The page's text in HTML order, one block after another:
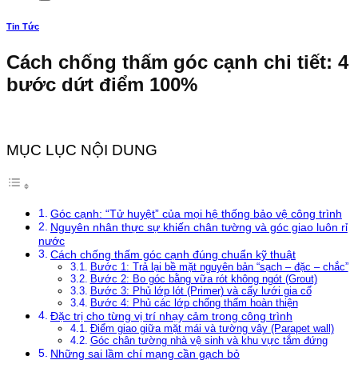
Tin Tức
Cách chống thấm góc cạnh chi tiết: 4
bước dứt điểm 100%
MỤC LỤC NỘI DUNG
Góc cạnh: “Tử huyệt” của mọi hệ thống bảo vệ công trình
Nguyên nhân thực sự khiến chân tường và góc giao luôn rỉ
nước
Cách chống thấm góc cạnh đúng chuẩn kỹ thuật
Bước 1: Trả lại bề mặt nguyên bản “sạch – đặc – chắc”
Bước 2: Bo góc bằng vữa rót không ngót (Grout)
Bước 3: Phủ lớp lót (Primer) và cấy lưới gia cố
Bước 4: Phủ các lớp chống thấm hoàn thiện
Đặc trị cho từng vị trí nhạy cảm trong công trình
Điểm giao giữa mặt mái và tường vây (Parapet wall)
Góc chân tường nhà vệ sinh và khu vực tắm đứng
Những sai lầm chí mạng cần gạch bỏ